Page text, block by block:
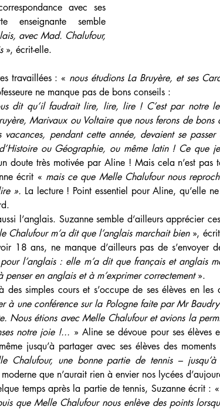
avec ses
enseignante semble
avec Mad. Chalufour,
», écrit-elle.
travaillées : « nous étudions La Bruyère, et ses
ne manque pas de bons conseils :
dit qu’il faudrait lire, lire, lire ! C’est par notre
Marivaux ou Voltaire que nous ferons de bons
pendant cette année, devaient se passer
ou Géographie, ou même latin ! Ce que
doute très motivée par Aline ! Mais cela n’est pas
écrit « mais ce que Melle Chalufour nous
». La lecture ! Point essentiel pour Aline, qu’elle
l’anglais. Suzanne semble d’ailleurs apprécier
Chalufour m’a dit que l’anglais marchait bien »,
18 ans, ne manque d’ailleurs pas de s’envoyer
l’anglais : elle m’a dit que français et anglais
en anglais et à m’exprimer correctement ».
simples cours et s’occupe de ses élèves en les
à une conférence sur la Pologne faite par Mr
Nous étions avec Melle Chalufour et avions la
notre joie !... » Aline se dévoue pour ses élèves
jusqu’à partager avec ses élèves des
Chalufour, une bonne partie de tennis –
que n’aurait rien à envier nos lycées
temps après la partie de tennis, Suzanne écrit : «
que Melle Chalufour nous enlève des points